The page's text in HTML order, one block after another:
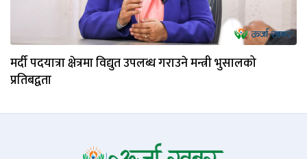
मर्दी पदयात्रा क्षेत्रमा विद्युत उपलब्ध गराउने मन्त्री भुसालको
प्रतिबद्वता